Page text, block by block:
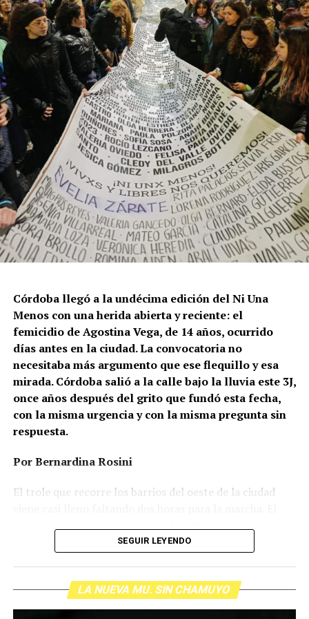
resisten otra avanzada sobre un territorio en disputa.
Por Francisco Pandolfi
Gonzalo Giles, pensador y
comunicador «disca»: Error en el
Ganar la vida: La historia de (no)
Su hijo Ciro tenía 120 veces más agrotóxicos que lo
donde se encontraron pesticidas hasta en el agua de red.
Bajo amenazas de muerte Sabrina inició una denuncia
Córdoba llegó a la undécima edición del Ni Una
Menos con una herida abierta y reciente: el
femicidio de Agostina Vega, de 14 años, ocurrido
días antes en la ciudad. La convocatoria no
necesitaba más argumento que ese flequillo y esa
mirada. Córdoba salió a la calle bajo la lluvia este 3J,
once años después del grito que fundó esta fecha,
con la misma urgencia y con la misma pregunta sin
respuesta.
Por Bernardina Rosini
El trole que recorre los barrios del oeste de la ciudad
Agostina Vega, 14 años. Era fácil intuir que será una
atiende a su gente. Los que ocupan los sillones más
mullidos de las oficinas del poder local sobrevuelan las
SEGUIR LEYENDO
LA NUEVA MU. SIN CHAMUYO